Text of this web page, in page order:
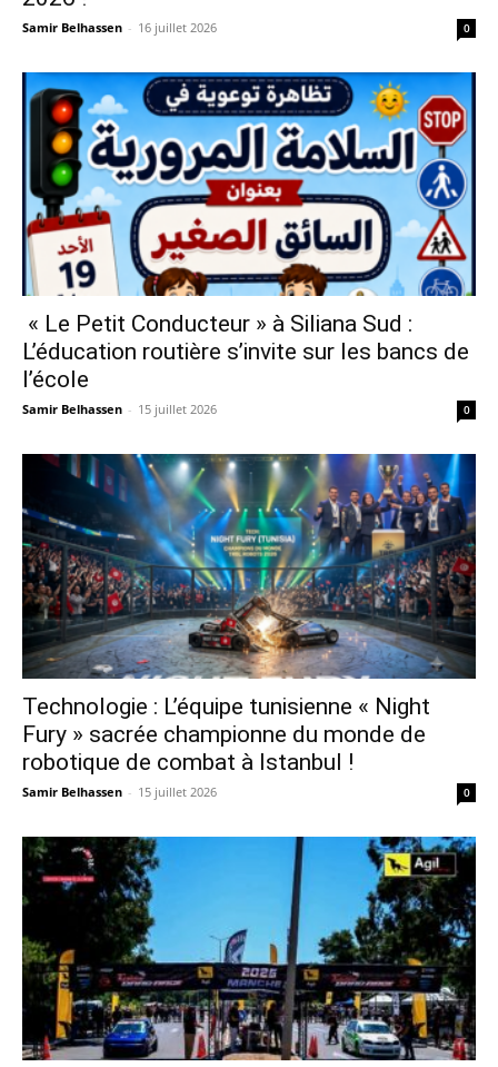
Samir Belhassen - 16 juillet 2026 0
« Le Petit Conducteur » à Siliana Sud :
L’éducation routière s’invite sur les bancs de
l’école
Samir Belhassen - 15 juillet 2026 0
Technologie : L’équipe tunisienne « Night
Fury » sacrée championne du monde de
robotique de combat à Istanbul !
Samir Belhassen - 15 juillet 2026 0